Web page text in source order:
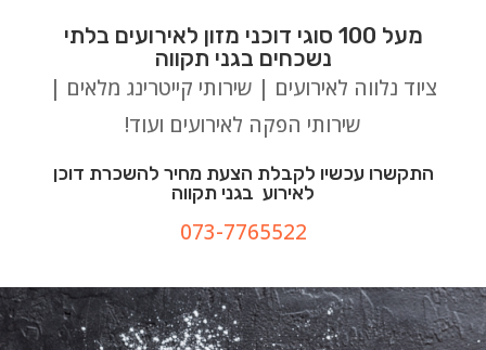
מעל 100 סוגי דוכני מזון לאירועים בלתי
נשכחים בגני תקווה
ציוד נלווה לאירועים | שירותי קייטרינג מלאים |
שירותי הפקה לאירועים ועוד!
התקשרו עכשיו לקבלת הצעת מחיר להשכרת דוכן
לאירוע בגני תקווה
073-7765522